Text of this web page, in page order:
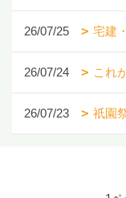
26/07/25 宅建
26/07/24 これ
26/07/23 祇園